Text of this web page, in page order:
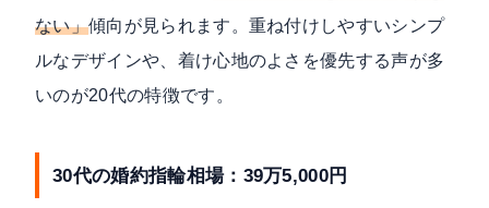
ない」傾向が見られます。重ね付けしやすいシンプ
ルなデザインや、着け心地のよさを優先する声が多
いのが20代の特徴です。
30代の婚約指輪相場：39万5,000円